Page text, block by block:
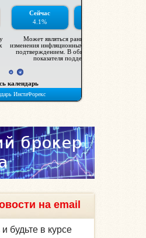
на email
будьте в курсе